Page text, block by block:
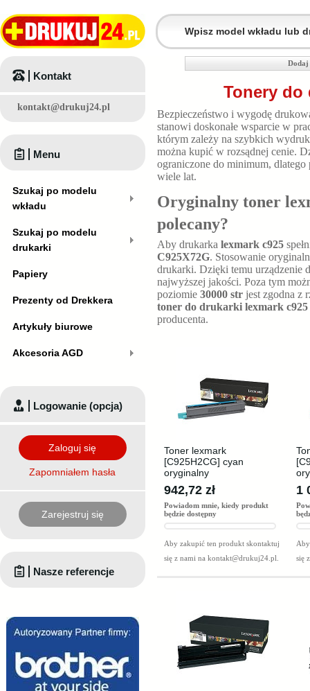
Dodaj
Tonery do
Bezpieczeństwo i wygodę
stanowi doskonałe wsparcie w
którym zależy na szybkich
można kupić w rozsądnej cenie.
ograniczone do minimum, dlatego
wiele lat.
Oryginalny toner
polecany?
Aby drukarka lexmark c925
C925X72G. Stosowanie
drukarki. Dzięki temu urządzenie
najwyższej jakości. Poza tym
poziomie 30000 str jest zgodna z
toner do drukarki lexmark c925
producenta.
Toner lexmark
[C925H2CG] cyan
oryginalny
942,72 zł
Powiadom mnie, kiedy produkt
będzie dostępny
Aby zakupić ten produkt skontaktuj
się z nami na kontakt@drukuj24.pl
1
się
Kontakt
kontakt@drukuj24.pl
Menu
Szukaj po modelu
wkładu
Szukaj po modelu
drukarki
Papiery
Prezenty od Drekkera
Artykuły biurowe
Akcesoria AGD
Logowanie (opcja)
Zaloguj się
Zapomniałem hasła
Zarejestruj się
Nasze referencje